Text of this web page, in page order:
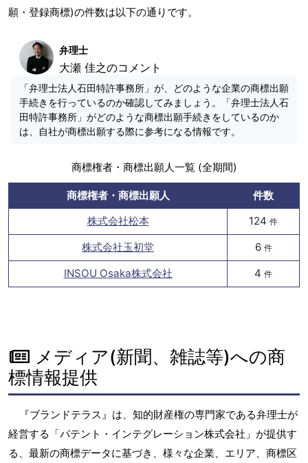
願・登録商標)の件数は以下の通りです。
弁理士
大瀬 佳之のコメント
「弁理士法人石田特許事務所」が、どのような企業の商標出願
手続きを行っているのか確認してみましょう。「弁理士法人石
田特許事務所」がどのような商標出願手続きをしているのか
は、自社が商標出願する際に参考になる情報です。
商標権者・商標出願人一覧 (全期間)
商標権者・商標出願人
件数
株式会社松本
124 件
株式会社玉初堂 6 件
INSOU Osaka株式会社 4 件
メディア(新聞、雑誌等)への商
標情報提供
『ブランドテラス』は、知的財産権の専門家である弁理士が
経営する「パテント・インテグレーション株式会社」が提供す
る、最新の商標データに基づき、様々な企業、エリア、商標区